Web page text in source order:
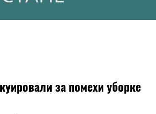
за помехи уборке